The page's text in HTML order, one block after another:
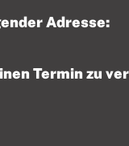
Termin zu